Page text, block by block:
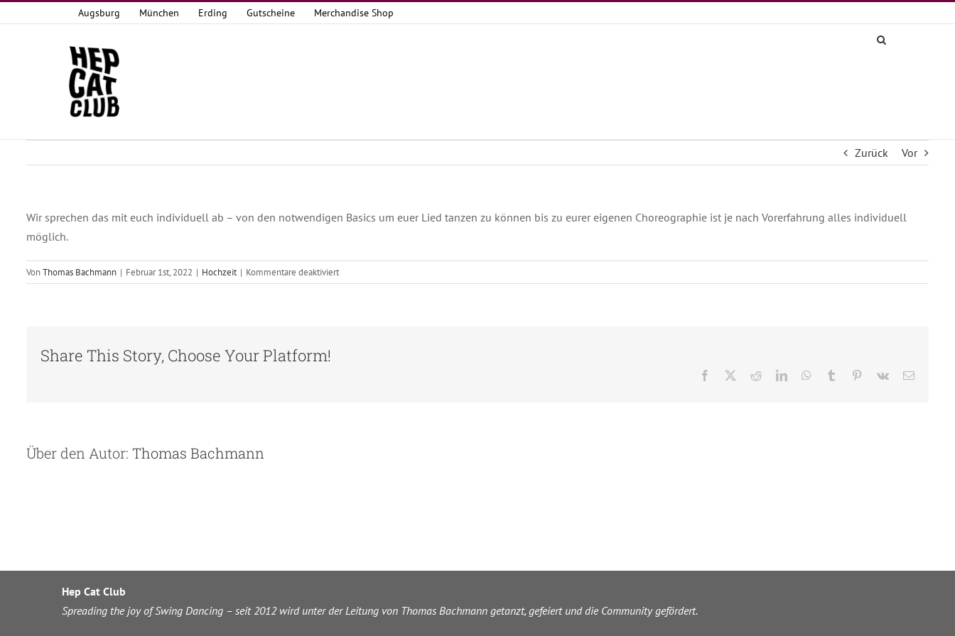
Inhalt
Augsburg München Erding Gutscheine Merchandise Shop
Zurück Vor
Wir sprechen das mit euch individuell ab – von den notwendigen Basics um euer Lied tanzen zu können bis zu eurer eigenen Choreographie ist je nach Vorerfahrung alles individuell
möglich.
VonThomas Bachmann | Februar 1st, 2022 | Hochzeit | Kommentare deaktiviertfür
Was
Share This Story, Choose Your Platform!
Facebook RedditLinkedInWhatsApp
Tumblr Pinterest
Vk
E-
Über den Autor: Thomas Bachmann
Hep Cat Club
Spreading the joy of Swing Dancing – seit 2012 wird unter der Leitung von Thomas Bachmann getanzt, gefeiert und die Community gefördert.